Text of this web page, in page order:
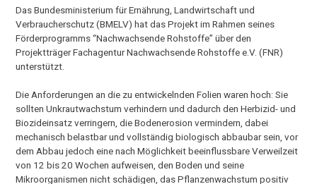
Das Bundesministerium für Ernährung, Landwirtschaft und
Verbraucherschutz (BMELV) hat das Projekt im Rahmen seines
Förderprogramms “Nachwachsende Rohstoffe” über den
Projektträger Fachagentur Nachwachsende Rohstoffe e.V. (FNR)
unterstützt.
Die Anforderungen an die zu entwickelnden Folien waren hoch: Sie
sollten Unkrautwachstum verhindern und dadurch den Herbizid- und
Biozideinsatz verringern, die Bodenerosion vermindern, dabei
mechanisch belastbar und vollständig biologisch abbaubar sein, vor
dem Abbau jedoch eine nach Möglichkeit beeinflussbare Verweilzeit
von 12 bis 20 Wochen aufweisen, den Boden und seine
Mikroorganismen nicht schädigen, das Pflanzenwachstum positiv